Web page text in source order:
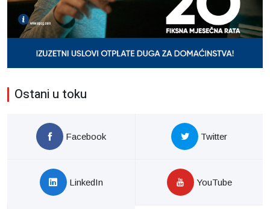
Ostani u toku
Facebook Twitter
LinkedIn YouTube